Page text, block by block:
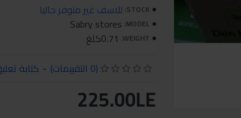
STOCK: للاسف غير متوفر حاليا
MODEL:
Sabry stores
WEIGHT: 0.71كلغ
(0 التقييمات) - كتابة
225.00LE